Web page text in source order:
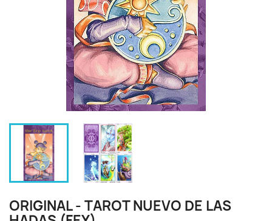
ORIGINAL - TAROT NUEVO DE LAS